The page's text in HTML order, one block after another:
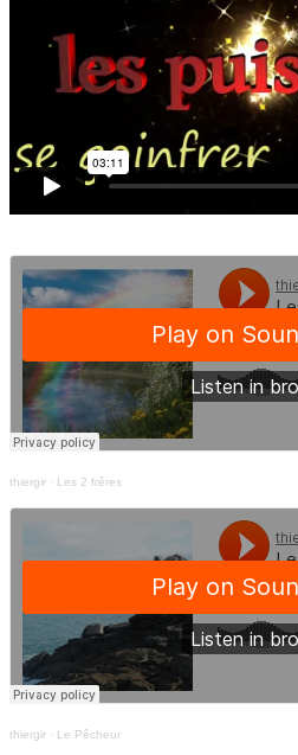
thiergir · Les 2 frêres
thiergir · Le Pêcheur